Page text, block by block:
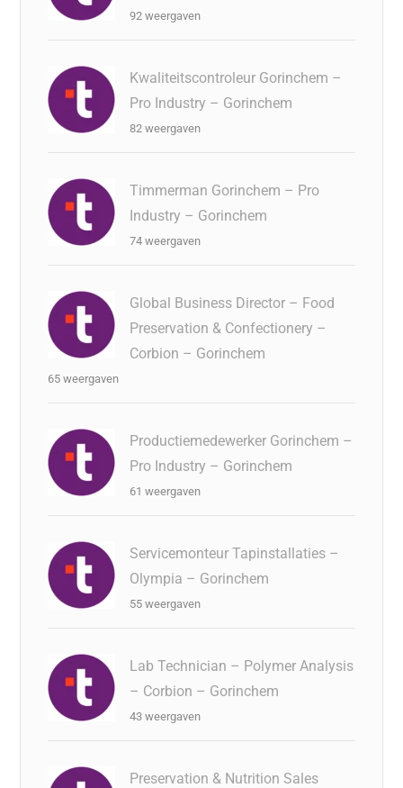
92 weergaven
Kwaliteitscontroleur Gorinchem –
Pro Industry – Gorinchem
82 weergaven
Timmerman Gorinchem – Pro
Industry – Gorinchem
74 weergaven
Global Business Director – Food
Preservation & Confectionery –
Corbion – Gorinchem
65 weergaven
Productiemedewerker Gorinchem –
Pro Industry – Gorinchem
61 weergaven
Servicemonteur Tapinstallaties –
Olympia – Gorinchem
55 weergaven
Lab Technician – Polymer Analysis
– Corbion – Gorinchem
43 weergaven
Preservation & Nutrition Sales